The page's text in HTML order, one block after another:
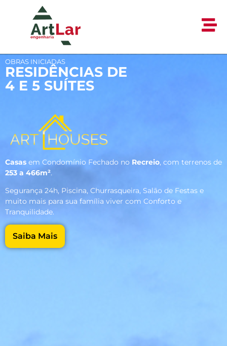
OBRAS INICIADAS
RESIDÊNCIAS DE
4 E 5 SUÍTES
Casas em Condomínio Fechado no Recreio, com terrenos de
253 a 466m².
Segurança 24h, Piscina, Churrasqueira, Salão de Festas e
muito mais para sua família viver com Conforto e
Tranquilidade.
Saiba Mais